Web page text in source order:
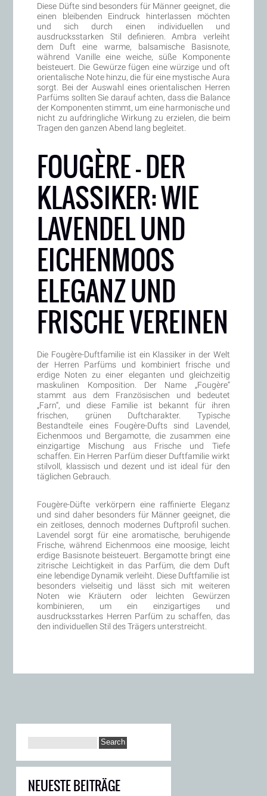
Diese Düfte sind besonders für Männer geeignet, die
einen bleibenden Eindruck hinterlassen möchten
und sich durch einen individuellen und
ausdrucksstarken Stil definieren. Ambra verleiht
dem Duft eine warme, balsamische Basisnote,
während Vanille eine weiche, süße Komponente
beisteuert. Die Gewürze fügen eine würzige und oft
orientalische Note hinzu, die für eine mystische Aura
sorgt. Bei der Auswahl eines orientalischen Herren
Parfüms sollten Sie darauf achten, dass die Balance
der Komponenten stimmt, um eine harmonische und
nicht zu aufdringliche Wirkung zu erzielen, die beim
Tragen den ganzen Abend lang begleitet.
FOUGÈRE – DER
KLASSIKER: WIE
LAVENDEL UND
EICHENMOOS
ELEGANZ UND
FRISCHE VEREINEN
Die Fougère-Duftfamilie ist ein Klassiker in der Welt
der Herren Parfüms und kombiniert frische und
erdige Noten zu einer eleganten und gleichzeitig
maskulinen Komposition. Der Name „Fougère“
stammt aus dem Französischen und bedeutet
„Farn“, und diese Familie ist bekannt für ihren
frischen, grünen Duftcharakter. Typische
Bestandteile eines Fougère-Dufts sind Lavendel,
Eichenmoos und Bergamotte, die zusammen eine
einzigartige Mischung aus Frische und Tiefe
schaffen. Ein Herren Parfüm dieser Duftfamilie wirkt
stilvoll, klassisch und dezent und ist ideal für den
täglichen Gebrauch.
Fougère-Düfte verkörpern eine raffinierte Eleganz
und sind daher besonders für Männer geeignet, die
ein zeitloses, dennoch modernes Duftprofil suchen.
Lavendel sorgt für eine aromatische, beruhigende
Frische, während Eichenmoos eine moosige, leicht
erdige Basisnote beisteuert. Bergamotte bringt eine
zitrische Leichtigkeit in das Parfüm, die dem Duft
eine lebendige Dynamik verleiht. Diese Duftfamilie ist
besonders vielseitig und lässt sich mit weiteren
Noten wie Kräutern oder leichten Gewürzen
kombinieren, um ein einzigartiges und
ausdrucksstarkes Herren Parfüm zu schaffen, das
den individuellen Stil des Trägers unterstreicht.
NEUESTE BEITRÄGE